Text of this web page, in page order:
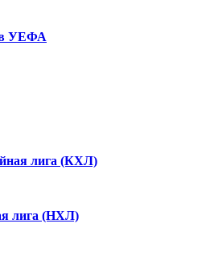
УЕФА
лига (КХЛ)
лига (НХЛ)